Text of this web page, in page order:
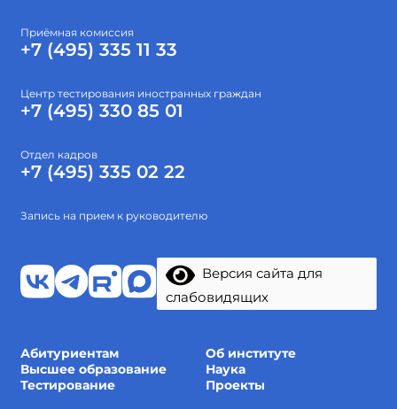
Приёмная комиссия
+7 (495) 335 11 33
Центр тестирования иностранных граждан
+7 (495) 330 85 01
Отдел кадров
+7 (495) 335 02 22
Запись на прием к руководителю
Версия сайта для
слабовидящих
Абитуриентам
Об институте
Высшее образование
Наука
Тестирование
Проекты